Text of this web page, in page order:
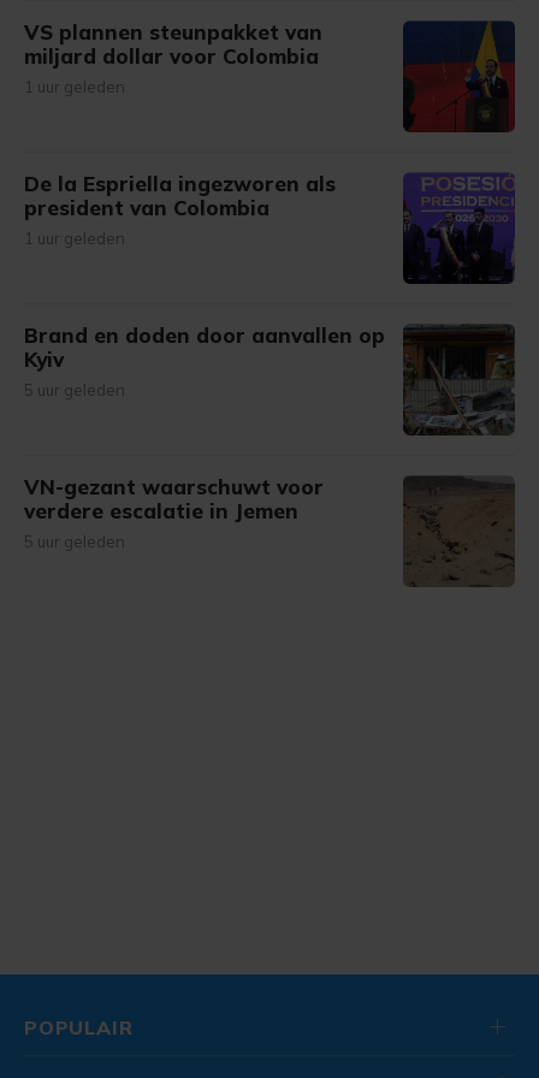
VS plannen steunpakket van
miljard dollar voor Colombia
1 uur geleden
De la Espriella ingezworen als
president van Colombia
1 uur geleden
Brand en doden door aanvallen op
Kyiv
5 uur geleden
VN-gezant waarschuwt voor
verdere escalatie in Jemen
5 uur geleden
POPULAIR